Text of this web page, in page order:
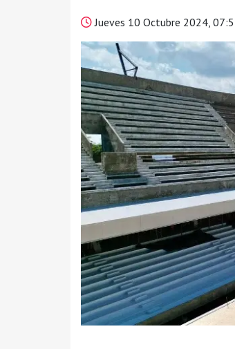
Jueves 10 Octubre 2024,